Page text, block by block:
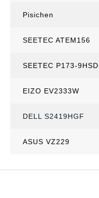
Pisichen
SEETEC ATEM156
SEETEC P173-9HSD
EIZO EV2333W
DELL S2419HGF
ASUS VZ229